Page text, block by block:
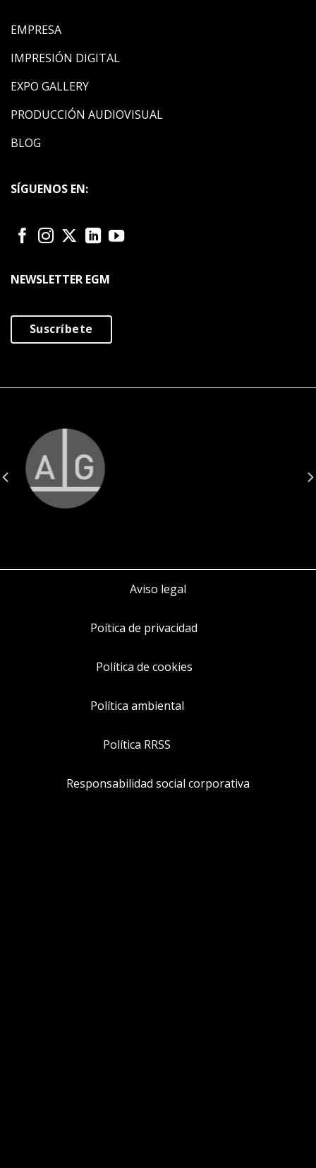
EMPRESA
IMPRESIÓN DIGITAL
EXPO GALLERY
PRODUCCIÓN AUDIOVISUAL
BLOG
SÍGUENOS EN:
NEWSLETTER EGM
Suscríbete
Aviso legal
Poítica de privacidad
Política de cookies
Política ambiental
Política RRSS
Responsabilidad social corporativa